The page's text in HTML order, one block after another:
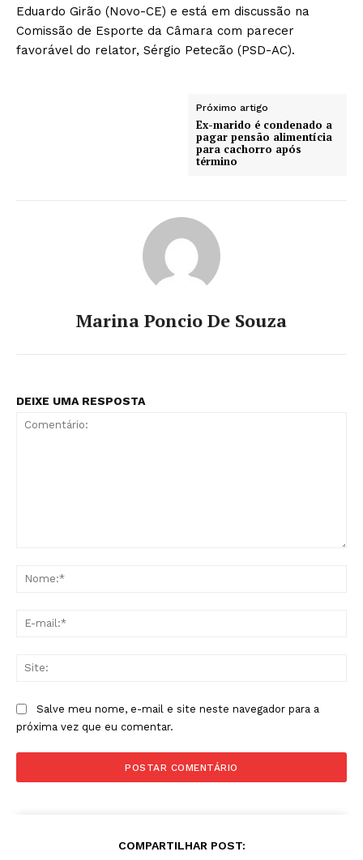
Eduardo Girão (Novo-CE) e está em discussão na
Comissão de Esporte da Câmara com parecer
favorável do relator, Sérgio Petecão (PSD-AC).
Próximo artigo
Ex-marido é condenado a
pagar pensão alimentícia
para cachorro após
término
Marina Poncio De Souza
DEIXE UMA RESPOSTA
Salve meu nome, e-mail e site neste navegador para a
próxima vez que eu comentar.
COMPARTILHAR POST: